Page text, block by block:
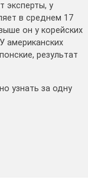
эксперты, у
в среднем 17
он у корейских
американских
результат
узнать за одну